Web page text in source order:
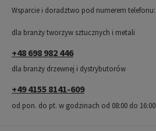
Wsparcie i doradztwo pod numerem telefonu:
dla branży tworzyw sztucznych i metali
+48 698 982 446
dla branży drzewnej i dystrybutorów
+49 4155 8141-609
od pon. do pt. w godzinach od 08:00 do 16:00